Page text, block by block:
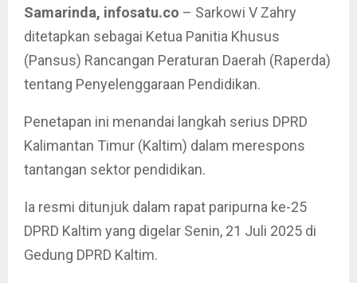
Samarinda, infosatu.co – Sarkowi V Zahry
ditetapkan sebagai Ketua Panitia Khusus
(Pansus) Rancangan Peraturan Daerah (Raperda)
tentang Penyelenggaraan Pendidikan.
Penetapan ini menandai langkah serius DPRD
Kalimantan Timur (Kaltim) dalam merespons
tantangan sektor pendidikan.
Ia resmi ditunjuk dalam rapat paripurna ke-25
DPRD Kaltim yang digelar Senin, 21 Juli 2025 di
Gedung DPRD Kaltim.